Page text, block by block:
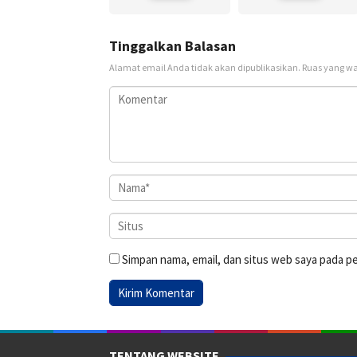
Tinggalkan Balasan
Alamat email Anda tidak akan dipublikasikan. Ruas yang
Simpan nama, email, dan situs web saya pada